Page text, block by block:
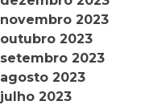
novembro 2023
outubro 2023
setembro 2023
agosto 2023
julho 2023